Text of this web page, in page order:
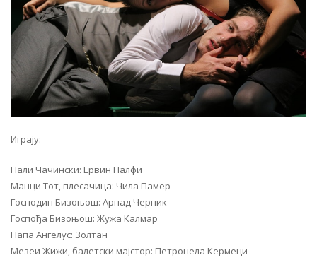
Играју:
Пали Чачински: Ервин Палфи
Манци Тот, плесачица: Чила Памер
Господин Бизоњош: Арпад Черник
Госпођа Бизоњош: Жужа Калмар
Папа Ангелус: Золтан
Мезеи Жижи, балетски мајстор: Петронела Кермеци